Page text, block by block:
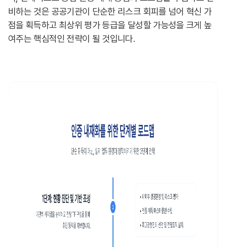
비하는 것은 공공기관이 단순한 리스크 회피를 넘어 혁신 가
점을 획득하고 최상위 평가 등급을 달성할 가능성을 크게 높
여주는 핵심적인 전략이 될 것입니다.